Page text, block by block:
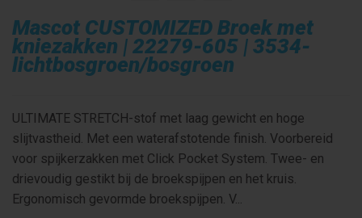
Mascot CUSTOMIZED Broek met
kniezakken | 22279-605 | 3534-
lichtbosgroen/bosgroen
ULTIMATE STRETCH-stof met laag gewicht en hoge
slijtvastheid. Met een waterafstotende finish. Voorbereid
voor spijkerzakken met Click Pocket System. Twee- en
drievoudig gestikt bij de broekspijpen en het kruis.
Ergonomisch gevormde broekspijpen. V...